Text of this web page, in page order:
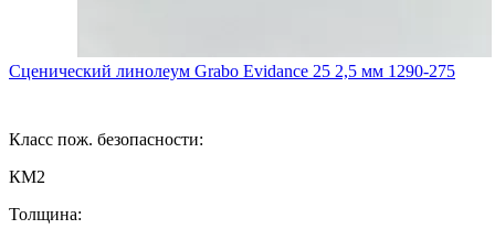
Сценический линолеум Grabo Evidance 25 2,5 мм 1290-275
Класс пож. безопасности:
КМ2
Толщина: